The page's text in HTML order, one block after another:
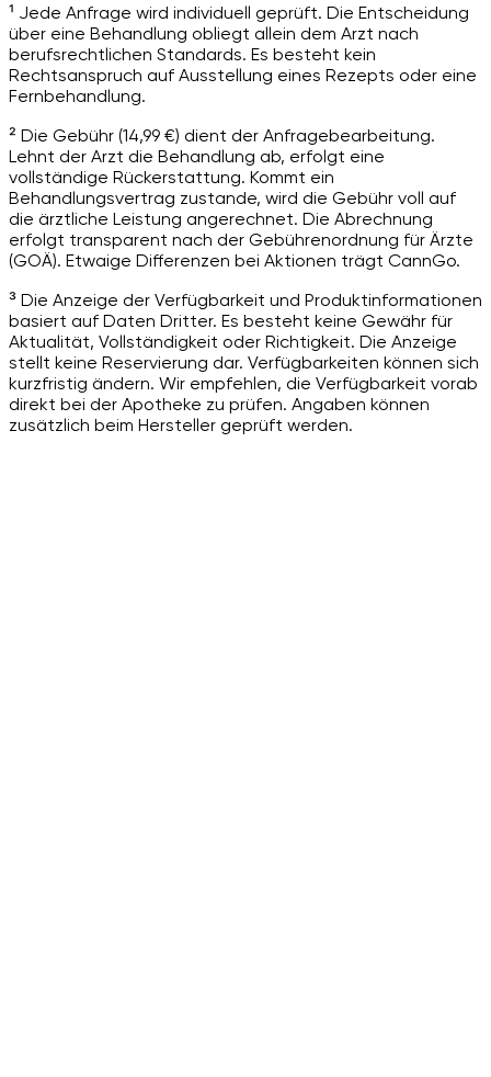
¹ Jede Anfrage wird individuell geprüft. Die Entscheidung
über eine Behandlung obliegt allein dem Arzt nach
berufsrechtlichen Standards. Es besteht kein
Rechtsanspruch auf Ausstellung eines Rezepts oder eine
Fernbehandlung.
² Die Gebühr (14,99 €) dient der Anfragebearbeitung.
Lehnt der Arzt die Behandlung ab, erfolgt eine
vollständige Rückerstattung. Kommt ein
Behandlungsvertrag zustande, wird die Gebühr voll auf
die ärztliche Leistung angerechnet. Die Abrechnung
erfolgt transparent nach der Gebührenordnung für Ärzte
(GOÄ). Etwaige Differenzen bei Aktionen trägt CannGo.
³ Die Anzeige der Verfügbarkeit und Produktinformationen
basiert auf Daten Dritter. Es besteht keine Gewähr für
Aktualität, Vollständigkeit oder Richtigkeit. Die Anzeige
stellt keine Reservierung dar. Verfügbarkeiten können sich
kurzfristig ändern. Wir empfehlen, die Verfügbarkeit vorab
direkt bei der Apotheke zu prüfen. Angaben können
zusätzlich beim Hersteller geprüft werden.